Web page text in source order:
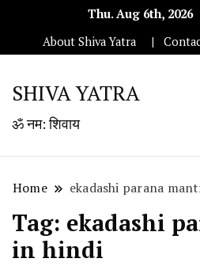
Thu. Aug 6th, 2026
About Shiva Yatra
SHIVA YATRA
ॐ नम: शिवाय
Home ekadashi parana
Tag: ekadashi
in hindi